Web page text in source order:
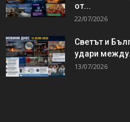
от...
22/07/2026
Светът и
удари
13/07/2026